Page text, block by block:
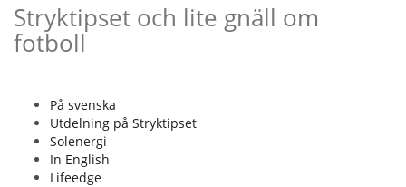
Stryktipset och lite gnäll om
fotboll
På svenska
Utdelning på Stryktipset
Solenergi
In English
Lifeedge